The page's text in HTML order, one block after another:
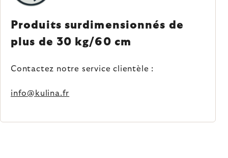
Produits surdimensionnés de
plus de 30 kg/60 cm
Contactez notre service clientèle :
info@kulina.fr